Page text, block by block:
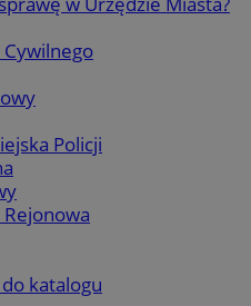
Cywilnego
Policji
katalogu